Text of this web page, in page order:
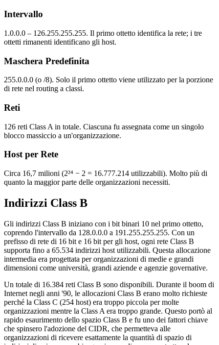
Intervallo
1.0.0.0 – 126.255.255.255. Il primo ottetto identifica la rete; i tre
ottetti rimanenti identificano gli host.
Maschera Predefinita
255.0.0.0 (o /8). Solo il primo ottetto viene utilizzato per la porzione
di rete nel routing a classi.
Reti
126 reti Class A in totale. Ciascuna fu assegnata come un singolo
blocco massiccio a un'organizzazione.
Host per Rete
Circa 16,7 milioni (2²⁴ − 2 = 16.777.214 utilizzabili). Molto più di
quanto la maggior parte delle organizzazioni necessiti.
Indirizzi Class B
Gli indirizzi Class B iniziano con i bit binari 10 nel primo ottetto,
coprendo l'intervallo da 128.0.0.0 a 191.255.255.255. Con un
prefisso di rete di 16 bit e 16 bit per gli host, ogni rete Class B
supporta fino a 65.534 indirizzi host utilizzabili. Questa allocazione
intermedia era progettata per organizzazioni di medie e grandi
dimensioni come università, grandi aziende e agenzie governative.
Un totale di 16.384 reti Class B sono disponibili. Durante il boom di
Internet negli anni '90, le allocazioni Class B erano molto richieste
perché la Class C (254 host) era troppo piccola per molte
organizzazioni mentre la Class A era troppo grande. Questo portò al
rapido esaurimento dello spazio Class B e fu uno dei fattori chiave
che spinsero l'adozione del CIDR, che permetteva alle
organizzazioni di ricevere esattamente la quantità di spazio di